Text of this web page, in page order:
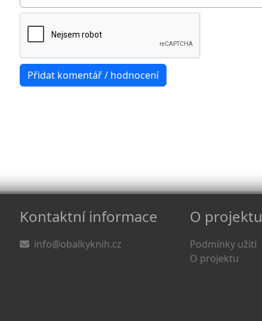
Kontaktní informace
info@obalkyknih.cz
O projektu
Podmínky užití
O projektu